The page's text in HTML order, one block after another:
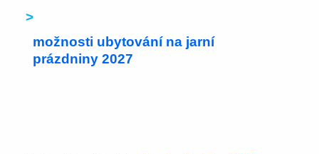
>
možnosti ubytování na jarní
prázdniny 2027